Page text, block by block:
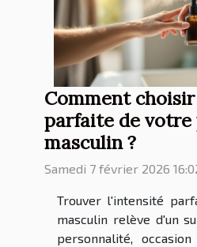
Comment
parfaite de votre
masculin ?
Samedi 7 février 2026
Trouver l'intensité
masculin relève d'un
personnalité,